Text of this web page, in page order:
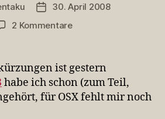
Veröffentlichungsdatum
30. April 2008
2 Kommentarezu
ist gestern
habe ich schon (zum Teil,
für OSX fehlt mir noch